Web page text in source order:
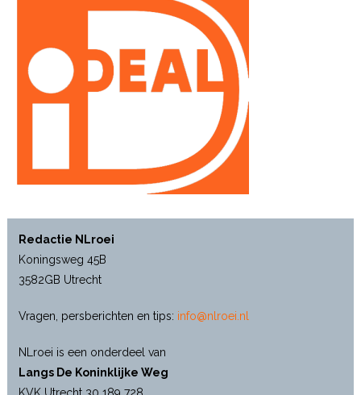
Redactie NLroei
Koningsweg 45B
3582GB Utrecht
Vragen, persberichten en tips: info@nlroei.nl
NLroei is een onderdeel van
Langs De Koninklijke Weg